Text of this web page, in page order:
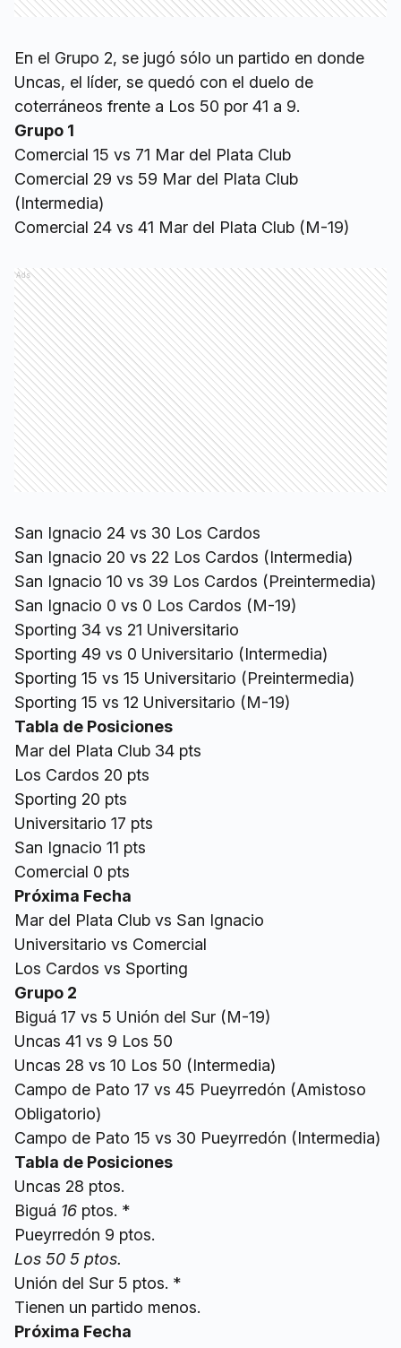
En el Grupo 2, se jugó sólo un partido en donde
Uncas, el líder, se quedó con el duelo de
coterráneos frente a Los 50 por 41 a 9.
Grupo 1
Comercial 15 vs 71 Mar del Plata Club
Comercial 29 vs 59 Mar del Plata Club
(Intermedia)
Comercial 24 vs 41 Mar del Plata Club (M-19)
Ads
San Ignacio 24 vs 30 Los Cardos
San Ignacio 20 vs 22 Los Cardos (Intermedia)
San Ignacio 10 vs 39 Los Cardos (Preintermedia)
San Ignacio 0 vs 0 Los Cardos (M-19)
Sporting 34 vs 21 Universitario
Sporting 49 vs 0 Universitario (Intermedia)
Sporting 15 vs 15 Universitario (Preintermedia)
Sporting 15 vs 12 Universitario (M-19)
Tabla de Posiciones
Mar del Plata Club 34 pts
Los Cardos 20 pts
Sporting 20 pts
Universitario 17 pts
San Ignacio 11 pts
Comercial 0 pts
Próxima Fecha
Mar del Plata Club vs San Ignacio
Universitario vs Comercial
Los Cardos vs Sporting
Grupo 2
Biguá 17 vs 5 Unión del Sur (M-19)
Uncas 41 vs 9 Los 50
Uncas 28 vs 10 Los 50 (Intermedia)
Campo de Pato 17 vs 45 Pueyrredón (Amistoso
Obligatorio)
Campo de Pato 15 vs 30 Pueyrredón (Intermedia)
Tabla de Posiciones
Uncas 28 ptos.
Biguá 16 ptos. *
Pueyrredón 9 ptos.
Los 50 5 ptos.
Unión del Sur 5 ptos. *
Tienen un partido menos.
Próxima Fecha